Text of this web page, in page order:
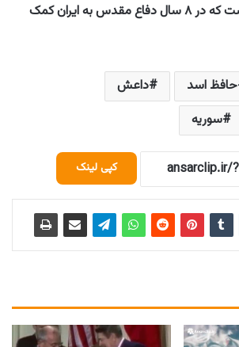
سوریه تنها کشوری است که در ۸ سال دفاع مقدس به ایران کمک
حافظ اسد
داعش
سوریه
کپی لینک